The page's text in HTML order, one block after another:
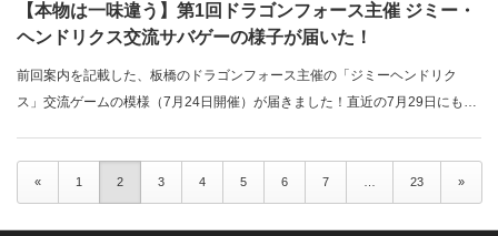
【本物は一味違う】第1回ドラゴンフォース主催 ジミー・
ヘンドリクス交流サバゲーの様子が届いた！
前回案内を記載した、板橋のドラゴンフォース主催の「ジミーヘンドリク
ス」交流ゲームの模様（7月24日開催）が届きました！直近の7月29日にも…
« 1 2 3 4 5 6 7 23 »